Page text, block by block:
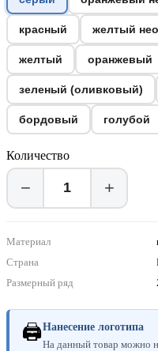
красный желтый
желтый оранжевый
зеленый (оливковый)
бордовый голубой
Количество
− +
Материал
Страна
Размерный ряд
🖨Нанесение логотипа
На данный товар можно